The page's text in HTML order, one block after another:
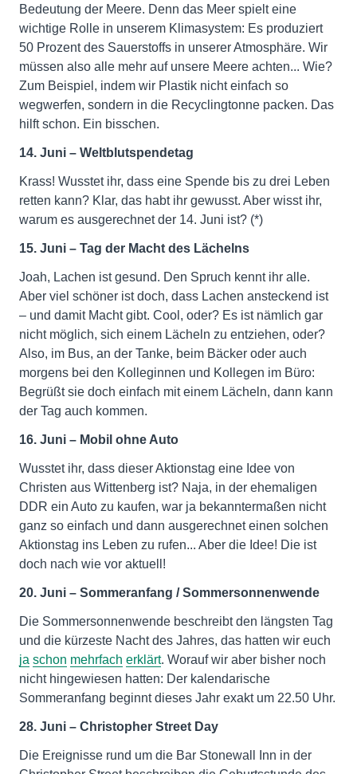
Bedeutung der Meere. Denn das Meer spielt eine
wichtige Rolle in unserem Klimasystem: Es produziert
50 Prozent des Sauerstoffs in unserer Atmosphäre. Wir
müssen also alle mehr auf unsere Meere achten... Wie?
Zum Beispiel, indem wir Plastik nicht einfach so
wegwerfen, sondern in die Recyclingtonne packen. Das
hilft schon. Ein bisschen.
14. Juni – Weltblutspendetag
Krass! Wusstet ihr, dass eine Spende bis zu drei Leben
retten kann? Klar, das habt ihr gewusst. Aber wisst ihr,
warum es ausgerechnet der 14. Juni ist? (*)
15. Juni – Tag der Macht des Lächelns
Joah, Lachen ist gesund. Den Spruch kennt ihr alle.
Aber viel schöner ist doch, dass Lachen ansteckend ist
– und damit Macht gibt. Cool, oder? Es ist nämlich gar
nicht möglich, sich einem Lächeln zu entziehen, oder?
Also, im Bus, an der Tanke, beim Bäcker oder auch
morgens bei den Kolleginnen und Kollegen im Büro:
Begrüßt sie doch einfach mit einem Lächeln, dann kann
der Tag auch kommen.
16. Juni – Mobil ohne Auto
Wusstet ihr, dass dieser Aktionstag eine Idee von
Christen aus Wittenberg ist? Naja, in der ehemaligen
DDR ein Auto zu kaufen, war ja bekanntermaßen nicht
ganz so einfach und dann ausgerechnet einen solchen
Aktionstag ins Leben zu rufen... Aber die Idee! Die ist
doch nach wie vor aktuell!
20. Juni – Sommeranfang / Sommersonnenwende
Die Sommersonnenwende beschreibt den längsten Tag
und die kürzeste Nacht des Jahres, das hatten wir euch
ja schon mehrfach erklärt. Worauf wir aber bisher noch
nicht hingewiesen hatten: Der kalendarische
Sommeranfang beginnt dieses Jahr exakt um 22.50 Uhr.
28. Juni – Christopher Street Day
Die Ereignisse rund um die Bar Stonewall Inn in der